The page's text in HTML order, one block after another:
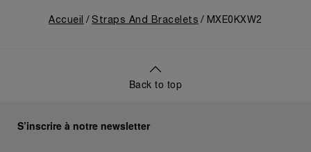
Accueil Straps And Bracelets MXE0KXW2
Back to top
S’inscrire à notre newsletter